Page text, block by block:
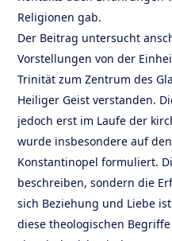
Religionen gab.
Der Beitrag untersucht
Vorstellungen von der
Trinität zum Zentrum des
Heiliger Geist verstanden.
jedoch erst im Laufe der
wurde insbesondere auf
Konstantinopel formuliert.
beschreiben, sondern die
sich Beziehung und Liebe
diese theologischen